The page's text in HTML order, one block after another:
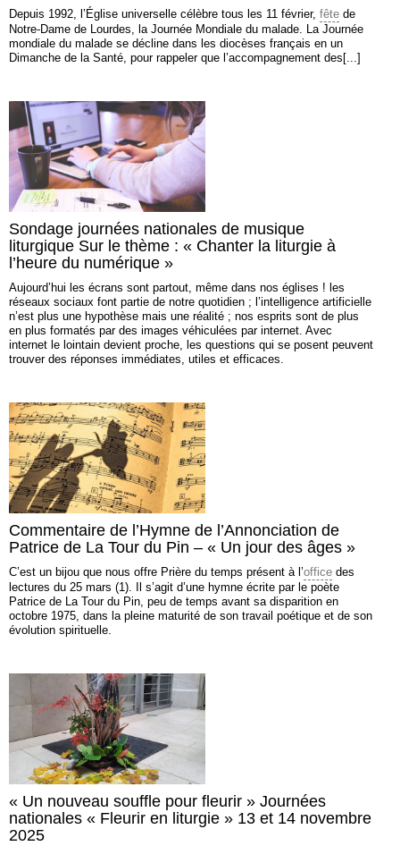
Depuis 1992, l’Église universelle célèbre tous les 11 février, fête de
Notre-Dame de Lourdes, la Journée Mondiale du malade. La Journée
mondiale du malade se décline dans les diocèses français en un
Dimanche de la Santé, pour rappeler que l’accompagnement des[...]
Sondage journées nationales de musique
liturgique Sur le thème : « Chanter la liturgie à
l’heure du numérique »
Aujourd’hui les écrans sont partout, même dans nos églises ! les
réseaux sociaux font partie de notre quotidien ; l’intelligence artificielle
n’est plus une hypothèse mais une réalité ; nos esprits sont de plus
en plus formatés par des images véhiculées par internet. Avec
internet le lointain devient proche, les questions qui se posent peuvent
trouver des réponses immédiates, utiles et efficaces.
Commentaire de l’Hymne de l’Annonciation de
Patrice de La Tour du Pin – « Un jour des âges »
C’est un bijou que nous offre Prière du temps présent à l’office des
lectures du 25 mars (1). Il s’agit d’une hymne écrite par le poète
Patrice de La Tour du Pin, peu de temps avant sa disparition en
octobre 1975, dans la pleine maturité de son travail poétique et de son
évolution spirituelle.
« Un nouveau souffle pour fleurir » Journées
nationales « Fleurir en liturgie » 13 et 14 novembre
2025